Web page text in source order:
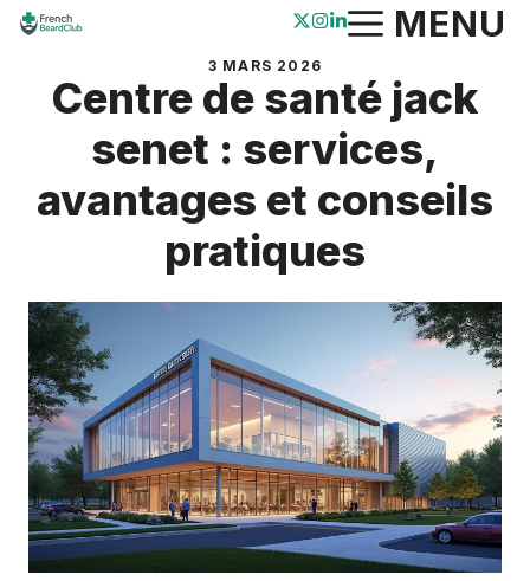
Aller
contenu
MENU
3 MARS 2026
Centre de santé jack
senet : services,
avantages et conseils
pratiques